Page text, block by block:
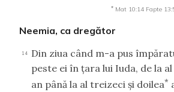
* Mat 10:14 Fapte
Neemia, ca dregător
14
Din ziua când m-a pus
peste ei în ţara lui Iuda, de la
an până la al treizeci şi doilea*